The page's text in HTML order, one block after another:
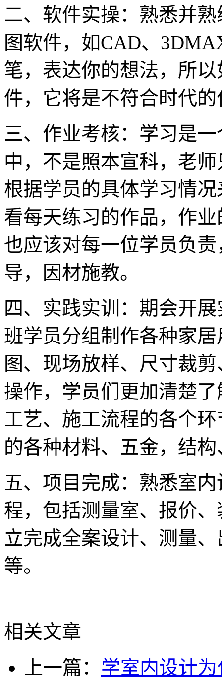
二、软件实操：熟悉并
图软件，如CAD、
笔，表达你的想法，所
件，它将是不符合时代的
三、作业考核：学习是
中，不是照本宣科，老
根据学员的具体学习情
看每天练习的作品，作
也应该对每一位学员负
导，因材施教。
四、实践实训：期会开
班学员分组制作各种家
图、现场放样、尺寸裁
操作，学员们更加清楚
工艺、施工流程的各个
的各种材料、五金，结
五、项目完成：熟悉室
程，包括测量室、报价
立完成全案设计、测量
等。
相关文章
上一篇： 学室内设计